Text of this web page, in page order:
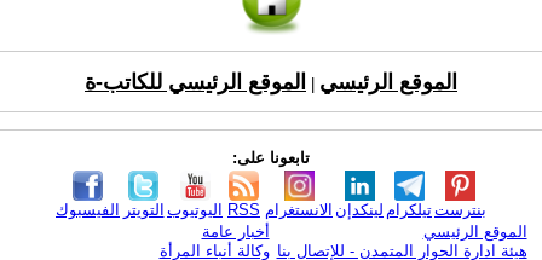
الموقع الرئيسي الموقع الرئيسي للكاتب-ة
تابعونا على:
الفيسبوك التويتر اليوتيوب RSS الانستغرام لينكدإن تيلكرامبنترست
الموقع الرئيسي
هيئة ادارة الحوار المتمدن - للإتصال بنا
أخبار عامة
وكالة أنباء المرأة